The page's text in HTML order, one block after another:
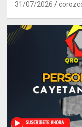
31/07/2026